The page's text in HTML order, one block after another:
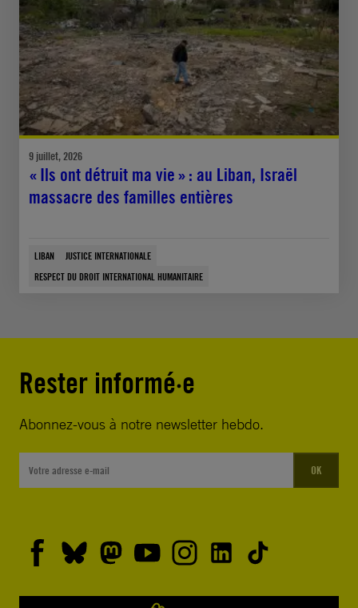
9 juillet, 2026
« Ils ont détruit ma vie » : au Liban, Israël
massacre des familles entières
LIBAN
JUSTICE INTERNATIONALE
RESPECT DU DROIT INTERNATIONAL HUMANITAIRE
Rester informé·e
Abonnez-vous à notre newsletter hebdo.
OK